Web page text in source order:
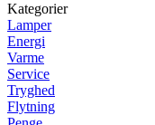
Kategorier
Lamper
Energi
Varme
Service
Tryghed
Flytning